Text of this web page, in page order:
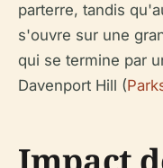
parterre, tandis
s'ouvre sur une
qui se termine par
Davenport Hill (